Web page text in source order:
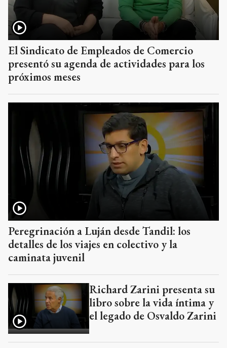
El Sindicato de Empleados de Comercio
presentó su agenda de actividades para los
próximos meses
Peregrinación a Luján desde Tandil: los
detalles de los viajes en colectivo y la
caminata juvenil
Richard Zarini presenta su
libro sobre la vida íntima y
el legado de Osvaldo Zarini